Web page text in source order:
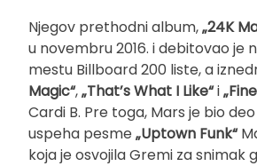
Njegov prethodni album,„24K
u novembru 2016. i debitovao je
mestu Billboard 200 liste, a
Magic“,„That’s What I Like“i
Cardi B. Pre toga, Mars je bio
uspeha pesme „Uptown Funk“
koja je osvojila Gremi za snimak